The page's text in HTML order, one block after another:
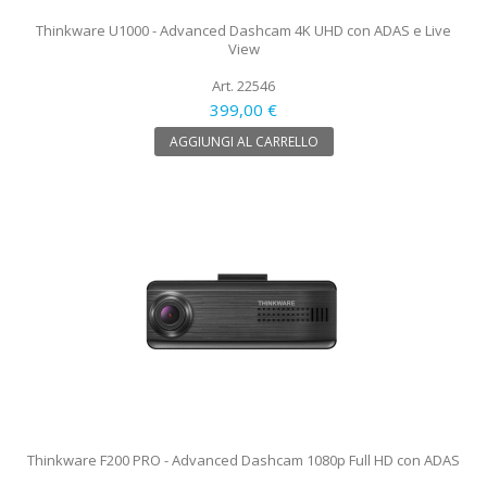
Thinkware U1000 - Advanced Dashcam 4K UHD con ADAS e Live
View
Art. 22546
399,00 €
AGGIUNGI AL CARRELLO
Thinkware F200 PRO - Advanced Dashcam 1080p Full HD con ADAS